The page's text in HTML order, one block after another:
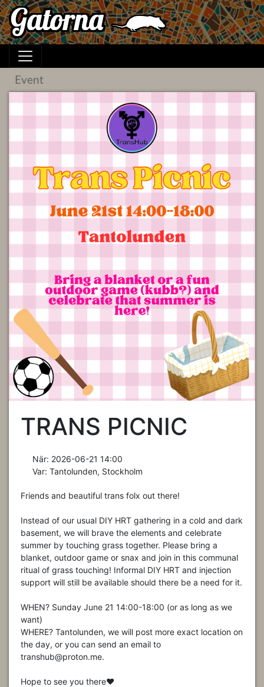
Event
TRANS PICNIC
När: 2026-06-21 14:00
Var: Tantolunden, Stockholm
Friends and beautiful trans folx out there!
Instead of our usual DIY HRT gathering in a cold and dark
basement, we will brave the elements and celebrate
summer by touching grass together. Please bring a
blanket, outdoor game or snax and join in this communal
ritual of grass touching! Informal DIY HRT and injection
support will still be available should there be a need for it.
WHEN? Sunday June 21 14:00-18:00 (or as long as we
want)
WHERE? Tantolunden, we will post more exact location on
the day, or you can send an email to
transhub@proton.me.
Hope to see you there❤️